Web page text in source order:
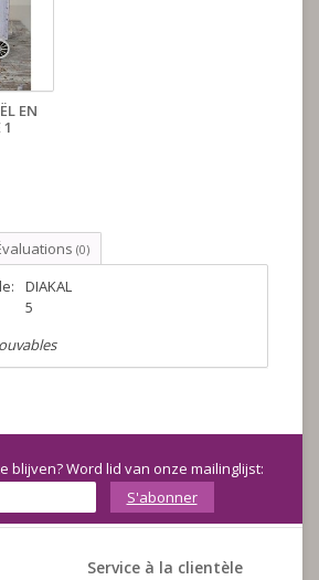
EN
(0)
DIAKAL
5
blijven? Word lid van onze mailinglijst:
S'abonner
Service à la clientèle